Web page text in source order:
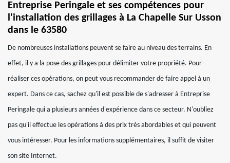
Entreprise Peringale et ses compétences pour
l'installation des grillages à La Chapelle Sur Usson
dans le 63580
De nombreuses installations peuvent se faire au niveau des terrains. En
effet, il y a la pose des grillages pour délimiter votre propriété. Pour
réaliser ces opérations, on peut vous recommander de faire appel à un
expert. Dans ce cas, sachez qu'il est possible de s'adresser à Entreprise
Peringale qui a plusieurs années d'expérience dans ce secteur. N'oubliez
pas qu'il effectue les opérations à des prix très abordables et qui peuvent
vous intéresser. Pour les informations supplémentaires, il suffit de visiter
son site Internet.